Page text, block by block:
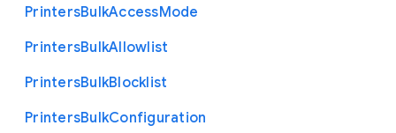
PrintersBulkAccessMode
PrintersBulkAllowlist
PrintersBulkBlocklist
PrintersBulkConfiguration